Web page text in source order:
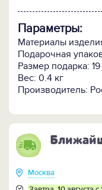
фамильных
домашнего уюта.
понимающей,
и внучколюбивой,
ПОСМОТРИТЕ:
-кружку "Лучшей
Параметры:
Материалы
Подарочная
Размер подарка: 19
Вес: 0.4 кг
Производитель:
Москва